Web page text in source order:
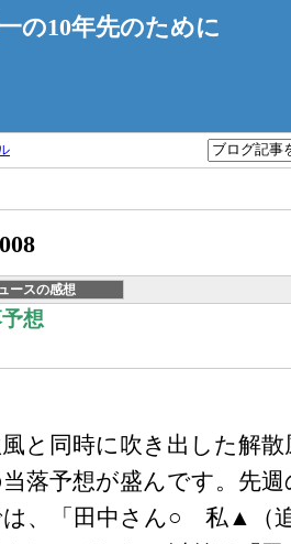
の10年先のために
ースの感想
想
と同時に吹き出した解散
落予想が盛んです。先
は、「田中さん○ 私▲（